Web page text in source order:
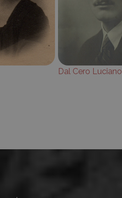
Dal Cero Luciano